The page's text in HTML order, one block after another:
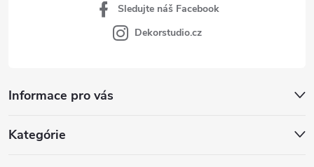
Informace pro vás
Kategórie
Sledujte náš Facebook
Dekorstudio.cz